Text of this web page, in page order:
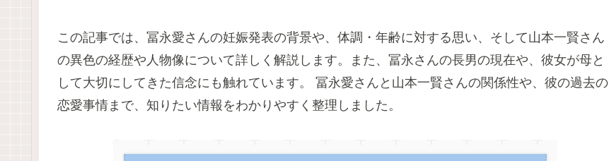
この記事では、冨永愛さんの妊娠発表の背景や、体調・年齢に対する思い、そして山本一賢さん
の異色の経歴や人物像について詳しく解説します。また、冨永さんの長男の現在や、彼女が母と
して大切にしてきた信念にも触れています。 冨永愛さんと山本一賢さんの関係性や、彼の過去の
恋愛事情まで、知りたい情報をわかりやすく整理しました。